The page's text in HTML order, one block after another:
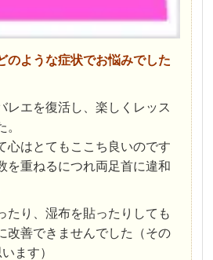
のような症状でお悩みでした
レエを復活し、楽しくレッス
心はとてもここち良いのです
を重ねるにつれ両足首に違和
たり、湿布を貼ったりしても
改善できませんでした（その
ます）